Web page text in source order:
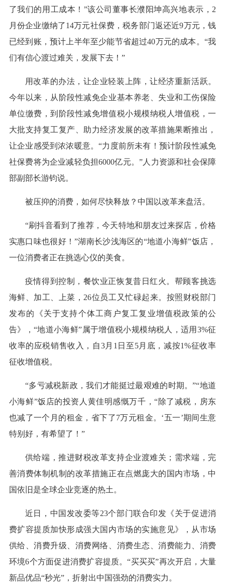
了我们的用工成本！”该公司董事长濮阳坤高兴地表示，2
月份企业缴纳了14万元社保费，税务部门返还近9万元，钱
已经到账，预计上半年至少能节省超过40万元的成本。“我
们有信心渡过难关，发展下去！”
用改革的办法，让企业轻装上阵，让经济重新活跃。
今年以来，从阶段性减免企业基本养老、失业和工伤保险
单位缴费，到阶段性减免增值税小规模纳税人增值税，一
大批支持复工复产、助力经济发展的改革措施果断推出，
让企业感受到浓浓暖意。“力度前所未有！预计阶段性减免
社保费将为企业减轻负担6000亿元。”人力资源和社会保障
部副部长游钧说。
被压抑的消费，如何尽快释放？中国以改革来盘活。
“刷抖音看到了推荐，今天特地和朋友过来探店，价格
实惠口味也很好！”湖南长沙浅海区的“地道小海鲜”饭店，
一位消费者正在挑选心仪的美食。
疫情得到控制，餐饮业正恢复昔日红火。帮顾客挑选
海鲜、加工、上菜，26位员工又忙碌起来。按照财税部门
发布的《关于支持个体工商户复工复业增值税政策的公
告》，“地道小海鲜”属于增值税小规模纳税人，适用3%征
收率的应税销售收入，自3月1日至5月底，减按1%征收率
征收增值税。
“多亏减税新政，我们才能挺过最艰难的时期。”“地道
小海鲜”饭店的投资人黄佳明感慨万千，“除了减税，房东
也减了一个月的租金，省下了7万元租金。‘五一’期间生意
特别好，有希望了！”
供给端，推进财税改革支持企业渡难关；需求端，完
善消费体制机制的改革措施正在点燃庞大的国内市场，中
国依旧是全球企业竞逐的热土。
近日，中国发改委等23个部门联合印发《关于促进消
费扩容提质加快形成强大国内市场的实施意见》，从市场
供给、消费升级、消费网络、消费生态、消费能力、消费
环境6个方面促进消费扩容提质。“买买买”再次开启，大量
新品优品“秒光”，折射出中国强劲的消费实力。